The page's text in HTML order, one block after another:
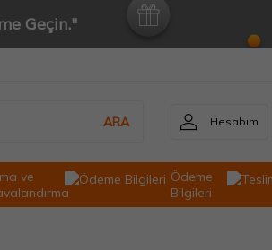
Geçin."
ARA Hesabım
ve
Ödeme
Bilgileri